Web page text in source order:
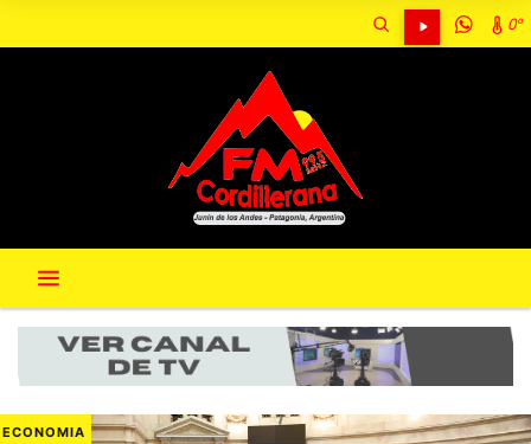
0º
ECONOMIA